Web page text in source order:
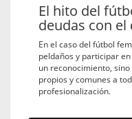
El hito del
deudas con
En el caso del fútbol
peldaños y participar
un reconocimiento,
propios y comunes a
profesionalización.